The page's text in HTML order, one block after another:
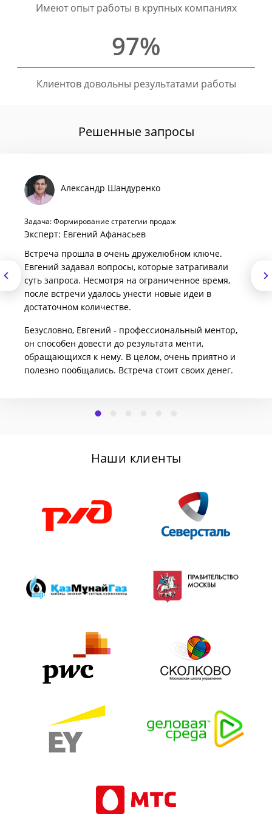
Имеют опыт работы в крупных компаниях
97%
Клиентов довольны результатами работы
Решенные запросы
Александр Шандуренко
Задача: Формирование стратегии продаж
Эксперт: Евгений Афанасьев
Встреча прошла в очень дружелюбном ключе.
Евгений задавал вопросы, которые затрагивали
суть запроса. Несмотря на ограниченное время,
после встречи удалось унести новые идеи в
достаточном количестве.
Безусловно, Евгений - профессиональный ментор,
он способен довести до результата менти,
обращающихся к нему. В целом, очень приятно и
полезно пообщались. Встреча стоит своих денег.
Наши клиенты